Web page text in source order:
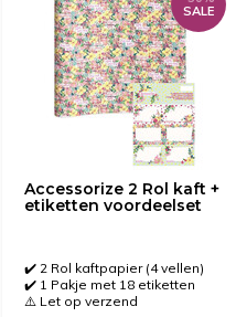
Accessorize 2 Rol kaft +
etiketten voordeelset
SALE
✔️ 2 Rol kaftpapier (4 vellen)
✔️ 1 Pakje met 18 etiketten
⚠️ Let op verzend